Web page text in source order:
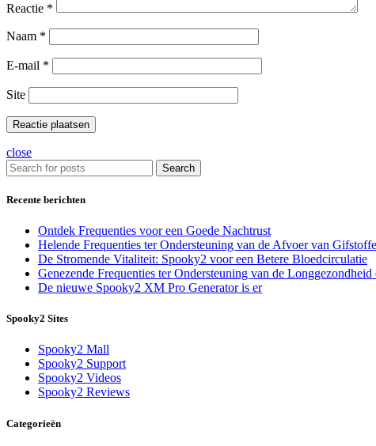
Reactie *
Naam *
E-mail *
Site
close
Search
Recente berichten
Ontdek Frequenties voor een Goede Nachtrust
Helende Frequenties ter Ondersteuning van de Afvoer van
De Stromende Vitaliteit: Spooky2 voor een Betere Bloedcirculatie
Genezende Frequenties ter Ondersteuning van de
De nieuwe Spooky2 XM Pro Generator is er
Spooky2 Sites
Spooky2 Mall
Spooky2 Support
Spooky2 Videos
Spooky2 Reviews
Categorieën